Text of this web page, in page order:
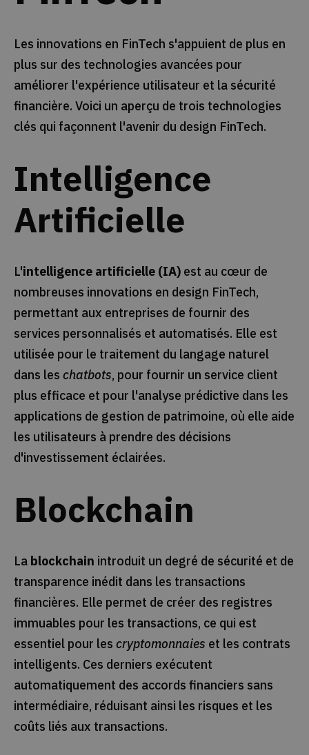
Les innovations en FinTech s'appuient de plus en
plus sur des technologies avancées pour
améliorer l'expérience utilisateur et la sécurité
financière. Voici un aperçu de trois technologies
clés qui façonnent l'avenir du design FinTech.
Intelligence
Artificielle
L'intelligence artificielle (IA)est au cœur de
nombreuses innovations en design FinTech,
permettant aux entreprises de fournir des
services personnalisés et automatisés. Elle est
utilisée pour le traitement du langage naturel
dans les chatbots, pour fournir un service client
plus efficace et pour l'analyse prédictive dans les
applications de gestion de patrimoine, où elle aide
les utilisateurs à prendre des décisions
d'investissement éclairées.
Blockchain
La blockchain introduit un degré de sécurité et de
transparence inédit dans les transactions
financières. Elle permet de créer des registres
immuables pour les transactions, ce qui est
essentiel pour les cryptomonnaies et les contrats
intelligents. Ces derniers exécutent
automatiquement des accords financiers sans
intermédiaire, réduisant ainsi les risques et les
coûts liés aux transactions.